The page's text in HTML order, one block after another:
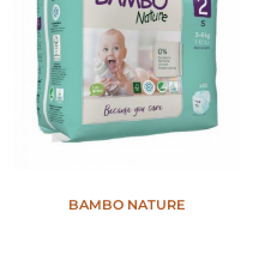
BAMBO NATURE